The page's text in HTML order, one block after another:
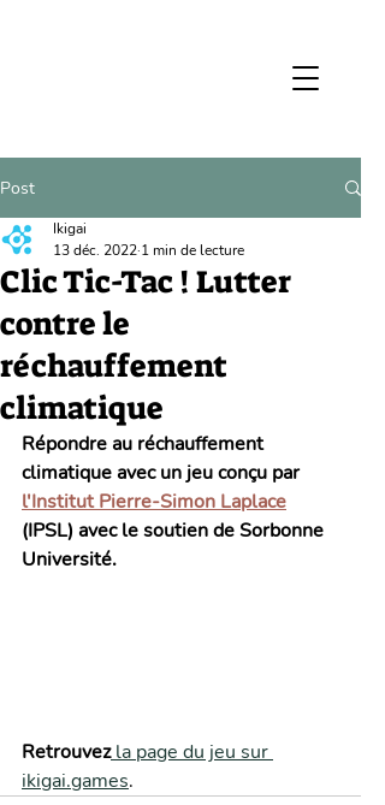
Post
Clic Tic-Tac ! Lutter
contre le
réchauffement
climatique
Ikigai
13 déc. 2022 1 min de lecture
Répondre au réchauffement
climatique avec un jeu conçu par
l'Institut Pierre-Simon Laplace
(IPSL) avec le soutien de Sorbonne
Université.
Retrouvez la page du jeu sur
ikigai.games.